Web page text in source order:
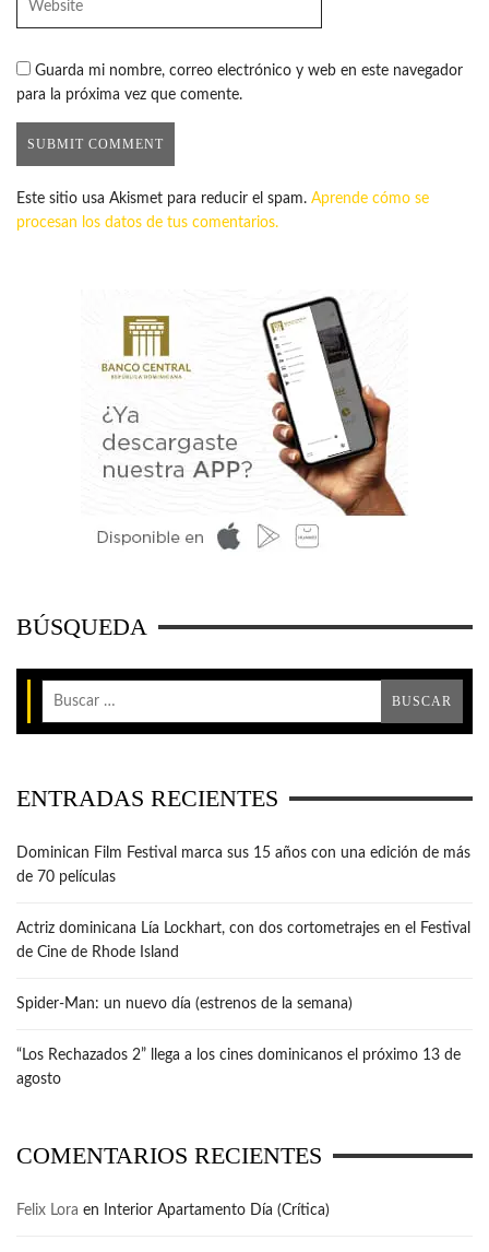
Guarda mi nombre, correo electrónico y web en este navegador
para la próxima vez que comente.
Este sitio usa Akismet para reducir el spam. Aprende cómo se
procesan los datos de tus comentarios.
BÚSQUEDA
ENTRADAS RECIENTES
Dominican Film Festival marca sus 15 años con una edición de más
de 70 películas
Actriz dominicana Lía Lockhart, con dos cortometrajes en el Festival
de Cine de Rhode Island
Spider-Man: un nuevo día (estrenos de la semana)
“Los Rechazados 2” llega a los cines dominicanos el próximo 13 de
agosto
COMENTARIOS RECIENTES
Felix Lora en Interior Apartamento Día (Crítica)